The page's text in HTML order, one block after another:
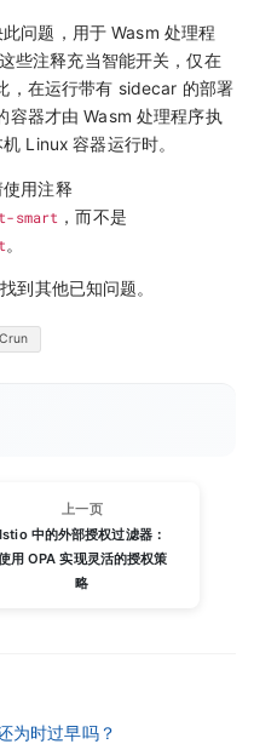
问题，用于 Wasm 处理程
些注释充当智能开关，仅在
，在运行带有 sidecar 的部署
容器才由 Wasm 处理程序执
Linux 容器运行时。
用注释
smart ，而不是
。
到其他已知问题。
Crun
上一页
Istio 中的外部授权过滤器：
用 OPA 实现灵活的授权策
略
为时过早吗？